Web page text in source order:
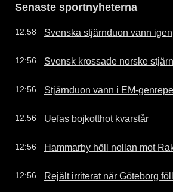
Senaste sportnyheterna
12:58 Svenska stjärnduon vann igen
12:56 Svensk krossade norske
12:56 Stjärnduon vann i EM-
12:56 Uefas bojkotthot kvarstår
12:56 Hammarby höll nollan mot
12:56 Rejält irriterat när Göteborg föll